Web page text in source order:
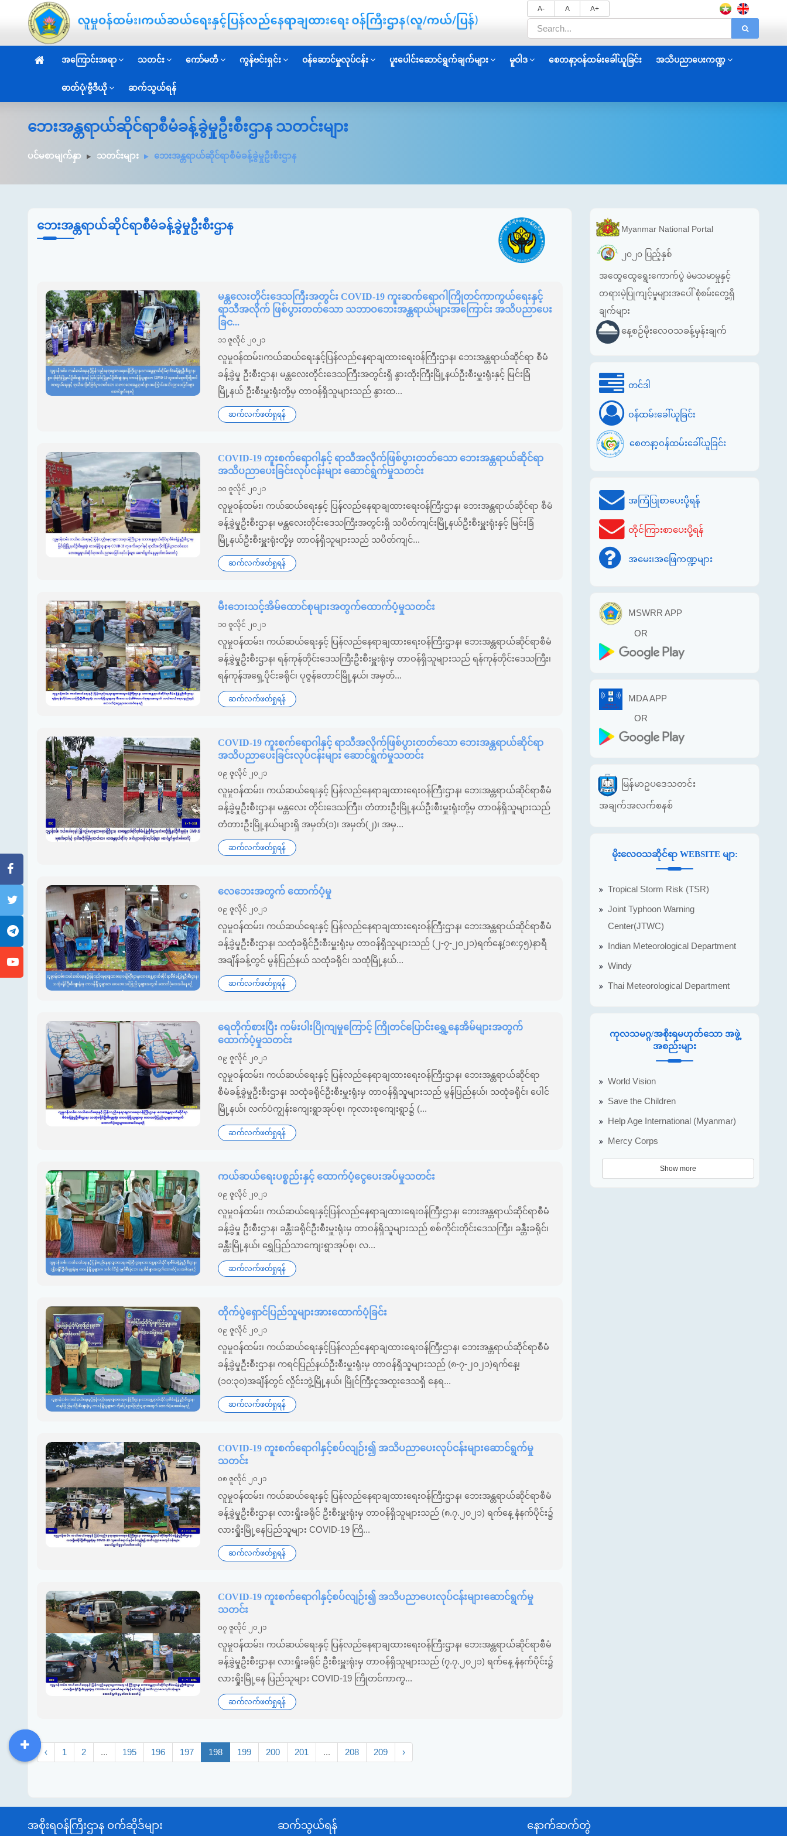
A- A A+
အကြောင်းအရာ သတင်း ကော်မတီ ကွန်ဗင်းရှင်း ဝန်ဆောင်မှုလုပ်ငန်း ပူးပေါင်းဆောင်ရွက်ချက်များ မူဝါဒ စေတနာ့ဝန်ထမ်းခေါ်ယူခြင်း အသိပညာပေးကဏ္ဍ
ဓာတ်ပုံ/ဗွီဒီယို ဆက်သွယ်ရန်
ဘေးအန္တရာယ်ဆိုင်ရာစီမံခန့်ခွဲမှုဦးစီးဌာန သတင်းများ
ပင်မစာမျက်နှာ သတင်းများ ဘေးအန္တရာယ်ဆိုင်ရာစီမံခန့်ခွဲမှုဦးစီးဌာန
ဘေးအန္တရာယ်ဆိုင်ရာစီမံခန့်ခွဲမှုဦးစီးဌာန
မန္တလေးတိုင်း‌ဒေသကြီးအတွင်း COVID-19 ကူးဆက်‌ရောဂါကြိုတင်ကာကွယ်ရေးနှင့်
ရာသီအလိုက် ဖြစ်ပွားတတ်သော ‌သဘာဝဘေးအန္တရာယ်များအကြောင်း အသိပညာပေး
ခြင...
၁၁ ဇူလိုင် ၂၀၂၁
လူမှု၀န်ထမ်း၊ကယ်ဆယ်ရေးနှင့်ပြန်လည်နေရာချထားရေး၀န်ကြီးဌာန၊ ဘေးအန္တရာယ်ဆိုင်ရာ စီမံ
ခန့်ခွဲမှု ဦးစီးဌာန၊ မန္တလေးတိုင်း‌ဒေသကြီးအတွင်းရှိ နွားထိုးကြီးမြို့နယ်ဦးစီးမှူးရုံးနှင့် မြင်းခြံ
မြို့နယ် ဦးစီးမှူးရုံးတို့မှ တာ၀န်ရှိသူများသည် နွားထ...
ဆက်လက်ဖတ်ရှုရန်
COVID-19 ကူးစက်ရောဂါနှင့် ရာသီအလိုက်ဖြစ်ပွားတတ်သော ဘေးအန္တရာယ်ဆိုင်ရာ
အသိပညာပေးခြင်းလုပ်ငန်းများ ဆောင်ရွက်မှုသတင်း
၁၀ ဇူလိုင် ၂၀၂၁
လူမှု၀န်ထမ်း၊ ကယ်ဆယ်ရေးနှင့် ပြန်လည်နေရာချထားရေး၀န်ကြီးဌာန၊ ဘေးအန္တရာယ်ဆိုင်ရာ စီမံ
ခန့်ခွဲမှုဦးစီးဌာန၊ မန္တလေးတိုင်း‌ဒေသကြီးအတွင်းရှိ သပိတ်ကျင်းမြို့နယ်ဦးစီးမှူးရုံးနှင့် မြင်းခြံ
မြို့နယ်ဦးစီးမှူးရုံးတို့မှ တာ၀န်ရှိသူများသည် သပိတ်ကျင်...
ဆက်လက်ဖတ်ရှုရန်
မီးဘေးသင့်အိမ်ထောင်စုများအတွက်ထောက်ပံ့မှုသတင်း
၁၀ ဇူလိုင် ၂၀၂၁
လူမှုဝန်ထမ်း၊ ကယ်ဆယ်ရေးနှင့် ပြန်လည်နေရာချထားရေးဝန်ကြီးဌာန၊ ‌ဘေးအန္တရာယ်ဆိုင်ရာစီမံ
ခန့်ခွဲမှုဦးစီးဌာန၊ ရန်ကုန်တိုင်းဒေသကြီးဦးစီးမှူးရုံးမှ တာဝန်ရှိသူများသည် ရန်ကုန်တိုင်းဒေသကြီး၊
ရန်ကုန်အရှေ့ပိုင်းခရိုင်၊ ပုဇွန်တောင်မြို့နယ်၊ အမှတ်...
ဆက်လက်ဖတ်ရှုရန်
COVID-19 ကူးစက်ရောဂါနှင့် ရာသီအလိုက်ဖြစ်ပွားတတ်သော ဘေးအန္တရာယ်ဆိုင်ရာ
အသိပညာပေးခြင်းလုပ်ငန်းများ ဆောင်ရွက်မှုသတင်း
၀၉ ဇူလိုင် ၂၀၂၁
လူမှုဝန်ထမ်း၊ ကယ်ဆယ်ရေးနှင့် ပြန်လည်နေရာချထားရေးဝန်ကြီးဌာန၊ ဘေးအန္တရာယ်ဆိုင်ရာစီမံ
ခန့်ခွဲမှုဦးစီးဌာန၊ မန္တလေး တိုင်းဒေသကြီး၊ တံတားဦးမြို့နယ်ဦးစီးမှူးရုံးတို့မှ တာ၀န်ရှိသူများသည်
တံတားဦးမြို့နယ်များရှိ အမှတ်(၁)၊ အမှတ်(၂)၊ အမှ...
ဆက်လက်ဖတ်ရှုရန်
လေဘေးအတွက် ထောက်ပံ့မှု
၀၉ ဇူလိုင် ၂၀၂၁
လူမှုဝန်ထမ်း၊ ကယ်ဆယ်ရေးနှင့် ပြန်လည်နေရာချထားရေးဝန်ကြီးဌာန၊ ဘေးအန္တရာယ်ဆိုင်ရာစီမံ
ခန့်ခွဲမှုဦးစီးဌာန၊ သထုံခရိုင်ဦးစီးမှူးရုံးမှ တာဝန်ရှိသူများသည် (၂-၇-၂၀၂၁)ရက်နေ့(၁၈:၄၅)နာရီ
အချိန်ခန့်တွင် မွန်ပြည်နယ် သထုံခရိုင်၊ သထုံမြို့နယ်...
ဆက်လက်ဖတ်ရှုရန်
ရေတိုက်စားပြီး ကမ်းပါးပြိုကျမှုကြောင့် ကြိုတင်ပြောင်းရွှေ့နေအိမ်များအတွက်
ထောက်ပံ့မှုသတင်း
၀၉ ဇူလိုင် ၂၀၂၁
လူမှုဝန်ထမ်း၊ ကယ်ဆယ်ရေးနှင့် ပြန်လည်နေရာချထားရေးဝန်ကြီးဌာန၊ ဘေးအန္တရာယ်ဆိုင်ရာ
စီမံခန့်ခွဲမှုဦးစီးဌာန၊ သထုံခရိုင်ဦးစီးမှူးရုံးမှ တာဝန်ရှိသူများသည် မွန်ပြည်နယ်၊ သထုံခရိုင်၊ ပေါင်
မြို့နယ်၊ လက်ပံကျွန်းကျေးရွာအုပ်စု၊ ကုလားစုကျေးရွာ၌ (...
ဆက်လက်ဖတ်ရှုရန်
ကယ်ဆယ်ရေးပစ္စည်းနှင့် ထောက်ပံ့ငွေပေးအပ်မှုသတင်း
၀၉ ဇူလိုင် ၂၀၂၁
လူမှုဝန်ထမ်း၊ ကယ်ဆယ်ရေးနှင့်ပြန်လည်နေရာချထားရေးဝန်ကြီးဌာန၊ ဘေးအန္တရာယ်ဆိုင်ရာစီမံ
ခန့်ခွဲမှု ဦးစီးဌာန၊ ခန္တီးခရိုင်ဦးစီးမှူးရုံးမှ တာဝန်ရှိသူများသည် စစ်ကိုင်းတိုင်းဒေသကြီး၊ ခန္တီးခရိုင်၊
ခန္တီးမြို့နယ်၊ ရွှေပြည်သာကျေးရွာအုပ်စု၊ လ...
ဆက်လက်ဖတ်ရှုရန်
တိုက်ပွဲရှောင်ပြည်သူများအားထောက်ပံ့ခြင်း
၀၉ ဇူလိုင် ၂၀၂၁
လူမှုဝန်ထမ်း၊ ကယ်ဆယ်ရေးနှင့်ပြန်လည်နေရာချထားရေးဝန်ကြီးဌာန၊ ဘေးအန္တရာယ်ဆိုင်ရာစီမံ
ခန့်ခွဲမှုဦးစီးဌာန၊ ကရင်ပြည်နယ်ဦးစီးမှူးရုံးမှ တာဝန်ရှိသူများသည် (၈-၇-၂၀၂၁)ရက်နေ့၊
(၁၀:၃၀)အချိန်တွင် လှိုင်းဘွဲ့မြို့နယ်၊ မြိုင်ကြီးငူအထူးဒေသရှိ နေရ...
ဆက်လက်ဖတ်ရှုရန်
COVID-19 ကူးစက်ရောဂါနှင့်စပ်လျဉ်း၍ အသိပညာပေးလုပ်ငန်းများဆောင်ရွက်မှု
သတင်း
၀၈ ဇူလိုင် ၂၀၂၁
လူမှုဝန်ထမ်း၊ ကယ်ဆယ်ရေးနှင့် ပြန်လည်နေရာချထားရေးဝန်ကြီးဌာန၊ ဘေးအန္တရာယ်ဆိုင်ရာစီမံ
ခန့်ခွဲမှုဦးစီးဌာန၊ လားရှိုးခရိုင် ဦးစီးမှူးရုံးမှ တာဝန်ရှိသူများသည် (၈.၇.၂၀၂၁) ရက်နေ့ နံနက်ပိုင်း၌
လားရှိုးမြို့နေပြည်သူများ COVID-19 ကြိ...
ဆက်လက်ဖတ်ရှုရန်
COVID-19 ကူးစက်ရောဂါနှင့်စပ်လျဉ်း၍ အသိပညာပေးလုပ်ငန်းများဆောင်ရွက်မှု
သတင်း
၀၇ ဇူလိုင် ၂၀၂၁
လူမှုဝန်ထမ်း၊ ကယ်ဆယ်ရေးနှင့် ပြန်လည်နေရာချထားရေးဝန်ကြီးဌာန၊ ဘေးအန္တရာယ်ဆိုင်ရာစီမံ
ခန့်ခွဲမှုဦးစီးဌာန၊ လားရှိုးခရိုင် ဦးစီးမှူးရုံးမှ တာဝန်ရှိသူများသည် (၇.၇.၂၀၂၁) ရက်နေ့ နံနက်ပိုင်း၌
လားရှိုးမြို့နေ ပြည်သူများ COVID-19 ကြိုတင်ကာကွ...
ဆက်လက်ဖတ်ရှုရန်
‹ 1 2 ... 195 196 197 198 199 200 201 ... 208 209 ›
Myanmar National Portal
၂၀၂၀ ပြည့်နှစ်
အထွေထွေရွေးကောက်ပွဲ မဲမသမာမှုနှင့်
တရားမဲ့ပြုကျင့်မှုများအပေါ် စုံစမ်းတွေ့ရှိ
ချက်များ
နေ့စဉ်မိုးလေဝသခန့်မှန်းချက်
တင်ဒါ
ဝန်ထမ်းခေါ်ယူခြင်း
စေတနာ့ဝန်ထမ်းခေါ်ယူခြင်း
အကြံပြုစာပေးပို့ရန်
တိုင်ကြားစာပေးပို့ရန်
အမေး၊အဖြေကဏ္ဍများ
MSWRR APP
OR
MDA APP
OR
မြန်မာဥပဒေသတင်း
အချက်အလက်စနစ်
မိုးလေဝသဆိုင်ရာ WEBSITE မျာ:
Tropical Storm Risk (TSR)
Joint Typhoon Warning
Center(JTWC)
Indian Meteorological Department
Windy
Thai Meteorological Department
ကုလသမဂ္ဂ/အစိုးရမဟုတ်သော အဖွဲ့
အစည်းများ
World Vision
Save the Children
Help Age International (Myanmar)
Mercy Corps
Show more
အစိုးရဝန်ကြီးဌာန ဝက်ဆိုဒ်များ ဆက်သွယ်ရန် နောက်ဆက်တွဲ
DDM